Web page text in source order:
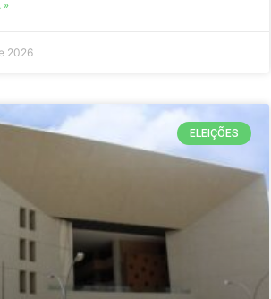
»
2026
ELEIÇÕES